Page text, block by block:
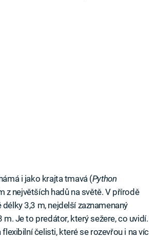
i jako krajta tmavá (Python
z největších hadů na světě. V přírodě
3,3 m, nejdelší zaznamenaný
m. Je to predátor, který sežere, co uvidí.
flexibilní čelisti, které se rozevřou i na víc